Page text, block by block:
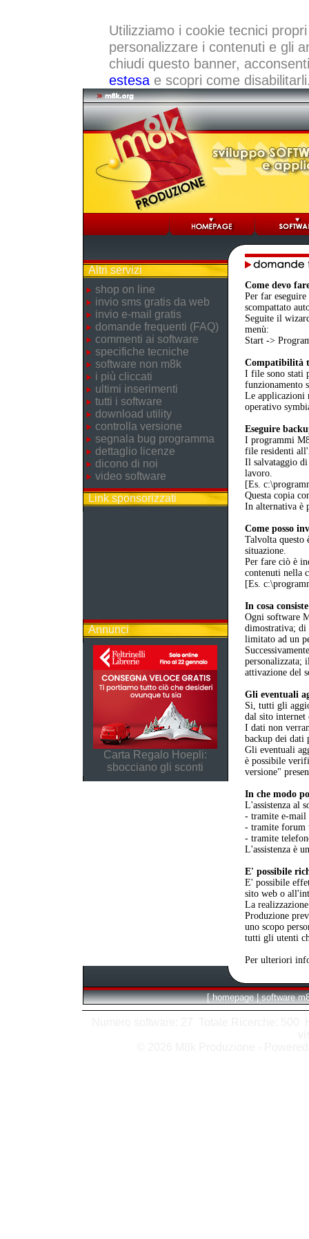
Utilizziamo i cookie tecnici
personalizzare i contenuti e gli
chiudi questo banner,
estesae scopri come
Altri servizi
shop on line
invio sms gratis da web
invio e-mail gratis
domande frequenti (FAQ)
commenti ai software
specifiche tecniche
software non m8k
i più cliccati
ultimi inserimenti
tutti i software
download utility
controlla versione
segnala bug programma
dettaglio licenze
dicono di noi
video software
Link sponsorizzati
Annunci
Carta Regalo Hoepli:
sbocciano gli sconti
Come devo
Per far
scompattato
Seguite il
menù:
Start ->
Compatibilità
I file sono stati
funzionamento
Le applicazioni
operativo
Eseguire
I programmi
file residenti
Il salvataggio
lavoro.
[Es.
Questa copia
In alternativa è
Come posso
Talvolta questo
situazione.
Per fare ciò è
contenuti nella
[Es.
In cosa
Ogni software
dimostrativa; di
limitato ad un
personalizzata;
attivazione del
Gli eventuali
Si, tutti gli
dal sito internet
I dati non
backup dei dati
Gli eventuali
è possibile
versione"
In che modo
L'assistenza al
- tramite e-mail
- tramite forum
- tramite
L'assistenza è
E' possibile
E' possibile
sito web o
La
Produzione
uno scopo
tutti gli utenti
Per ulteriori
[ homepage | software